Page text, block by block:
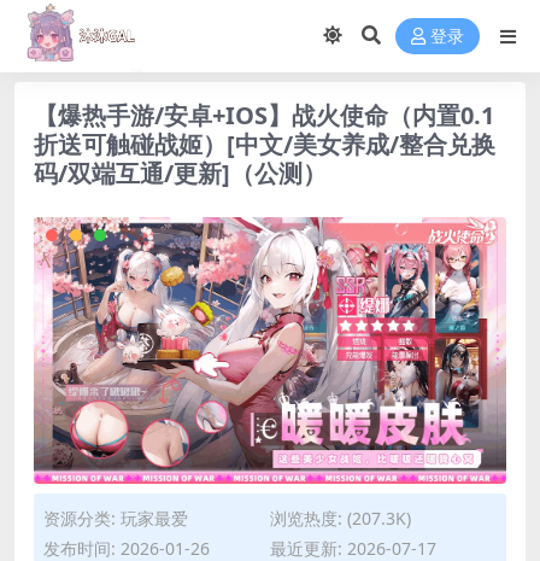
登录
【爆热手游/安卓+IOS】战火使命（内置0.1
折送可触碰战姬）[中文/美女养成/整合兑换
码/双端互通/更新]（公测）
资源分类: 玩家最爱
浏览热度: (207.3K)
发布时间: 2026-01-26
最近更新: 2026-07-17